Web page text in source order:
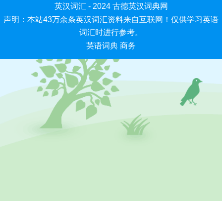
英汉词汇 - 2024 古德英汉词典网
声明：本站43万余条英汉词汇资料来自互联网！仅供学习英语
词汇时进行参考。
英语词典 商务